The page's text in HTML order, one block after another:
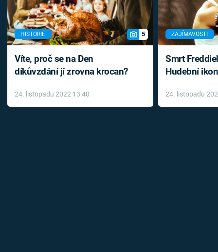
HISTORIE 5
Víte, proč se na Den
díkůvzdání jí zrovna krocan?
24. listopadu 2022 13:40
ZAJÍMAVOSTI
Smrt
Hudební
léky
24. listopadu